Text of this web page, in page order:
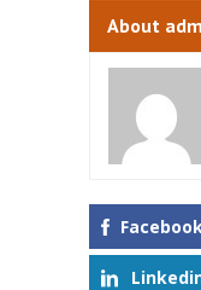
About